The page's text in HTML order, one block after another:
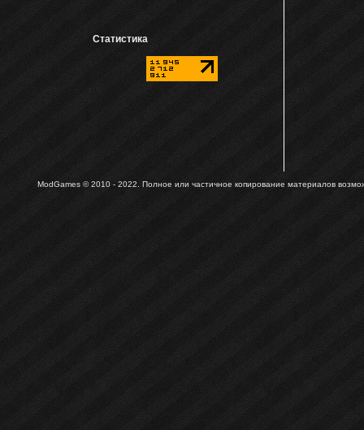
Статистика
ModGames © 2010 - 2022. Полное или частичное копирование материалов